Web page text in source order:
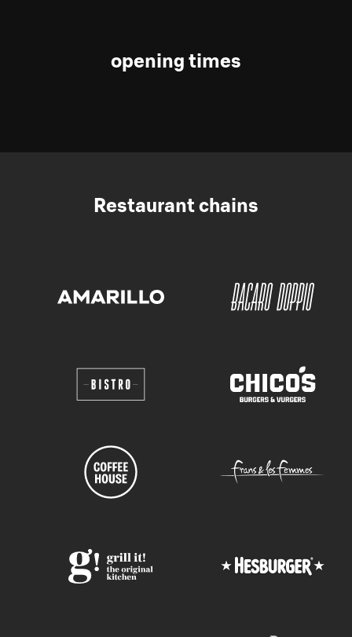
opening times
Restaurant chains